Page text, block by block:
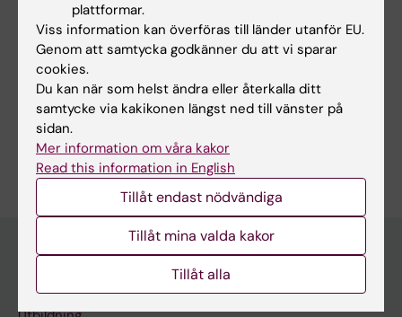
Forskningsområden:
Medicinsk bioteknologi (Inriktn. mot cellbiologi (inkl.
stamcellsbiologi), molekylärbiologi, mikrobiologi, biokemi
eller biofarmaci)
Är du Katalin Uri?
Redigera din profil
Huvudmeny
plattformar.
Viss information kan överföras till länder utanför EU.
Genom att samtycka godkänner du att vi sparar
cookies.
Du kan när som helst ändra eller återkalla ditt
samtycke via kakikonen längst ned till vänster på
sidan.
Mer information om våra kakor
Read this information in English
Tillåt endast nödvändiga
Tillåt mina valda kakor
Tillåt alla